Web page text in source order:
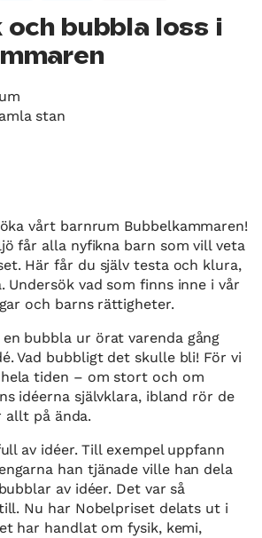
och bubbla loss i
stan
vårt barnrum Bubbelkammaren!
får alla nyfikna barn som vill veta
Här får du själv testa och klura,
Undersök vad som finns inne i vår
och barns rättigheter.
bubbla ur örat varenda gång
Vad bubbligt det skulle bli! För vi
tiden – om stort och om
idéerna självklara, ibland rör de
på ända.
av idéer. Till exempel uppfann
han tjänade ville han dela
av idéer. Det var så
Nu har Nobelpriset delats ut i
har handlat om fysik, kemi,